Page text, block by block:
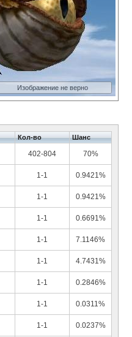
Изображение не верно
Кол-во Шанс
402-804
70%
1-1
0.9421%
1-1
0.9421%
1-1
0.6691%
1-1
7.1146%
1-1
4.7431%
1-1
0.2846%
1-1
0.0311%
1-1 0.0237%